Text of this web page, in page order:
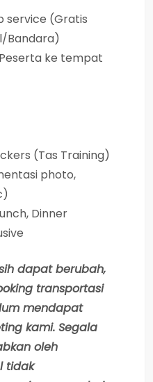
service (Gratis
Bandara)
ke tempat
(Tas Training)
photo,
Dinner
dapat berubah,
transportasi
mendapat
kami. Segala
oleh
tidak